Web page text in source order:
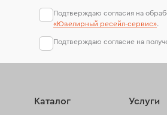
Подтверждаю согласия на
«Ювелирный ресейл-сервиc».
Подтверждаю согласие на
Каталог Услуги